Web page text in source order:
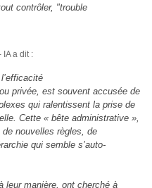
contrôler, "trouble
IA a dit :
privée, est souvent accusée de
qui ralentissent la prise de
Cette « bête administrative »,
nouvelles règles, de
qui semble s’auto-
leur manière, ont cherché à